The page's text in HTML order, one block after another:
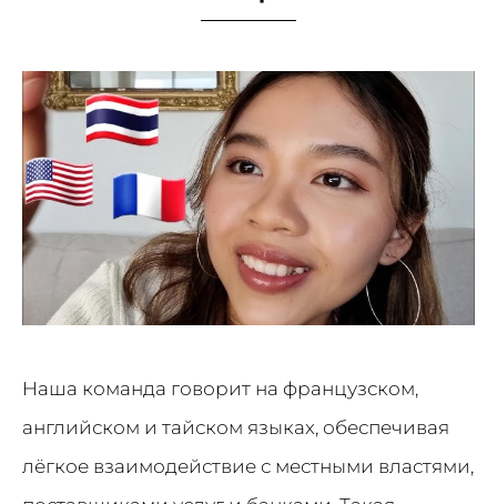
Наша команда говорит на французском,
английском и тайском языках, обеспечивая
лёгкое взаимодействие с местными властями,